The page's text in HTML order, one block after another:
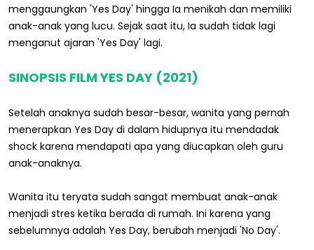
menggaungkan 'Yes Day' hingga Ia menikah dan memiliki
anak-anak yang lucu. Sejak saat itu, Ia sudah tidak lagi
menganut ajaran 'Yes Day' lagi.
SINOPSIS FILM YES DAY (2021)
Setelah anaknya sudah besar-besar, wanita yang pernah
menerapkan Yes Day di dalam hidupnya itu mendadak
shock karena mendapati apa yang diucapkan oleh guru
anak-anaknya.
Wanita itu teryata sudah sangat membuat anak-anak
menjadi stres ketika berada di rumah. Ini karena yang
sebelumnya adalah Yes Day, berubah menjadi 'No Day'.